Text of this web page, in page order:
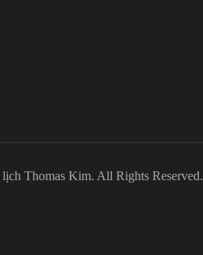
Thomas Kim. All Rights Reserved.